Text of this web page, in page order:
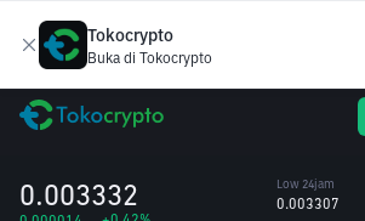
Tokocrypto
Buka di Tokocrypto
BCH Bitcoin Cash
0.003332 Low 24jam
0.003307